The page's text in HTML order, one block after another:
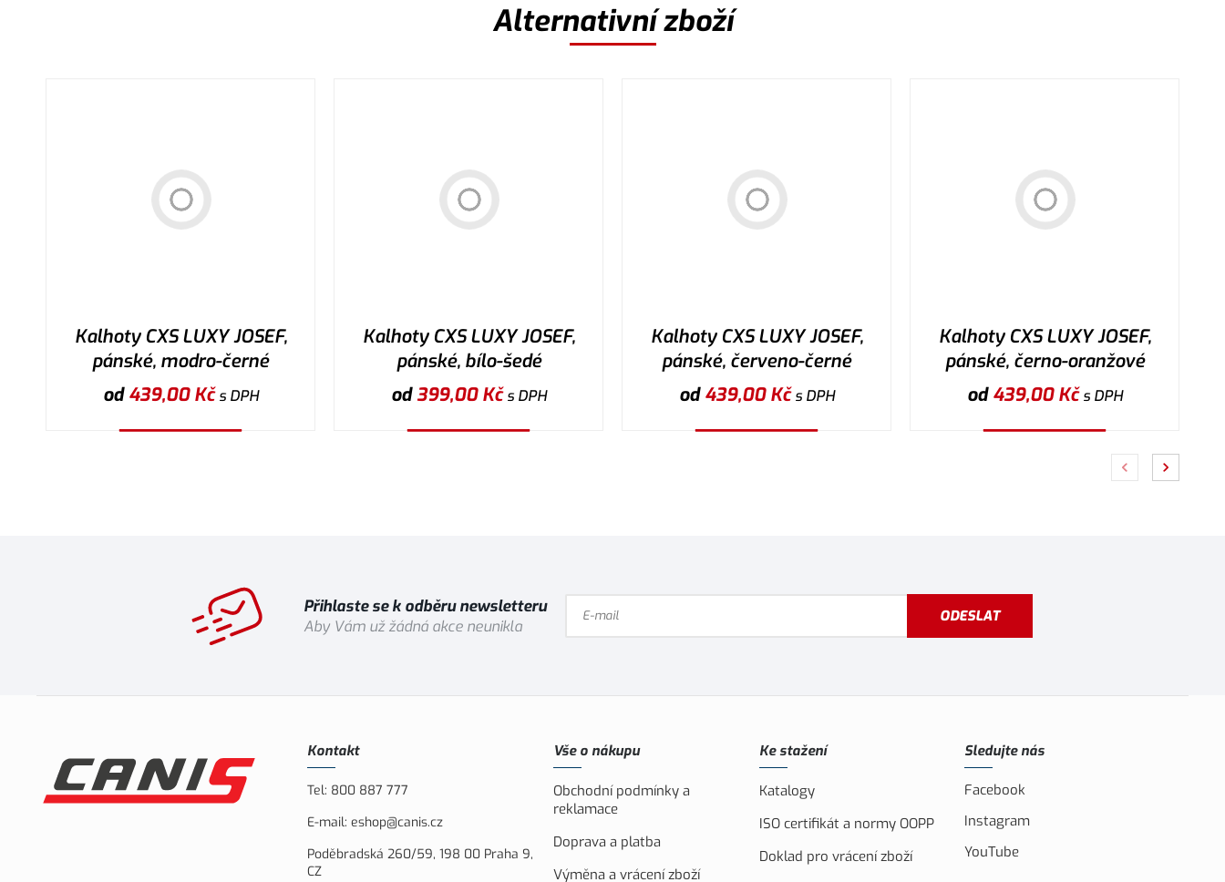
Alternativní zboží
Kalhoty CXS LUXY JOSEF,
pánské, modro-černé
od439,00Kčs DPH
Kalhoty CXS LUXY JOSEF,
pánské, bílo-šedé
od399,00Kčs DPH
Kalhoty CXS LUXY JOSEF,
pánské, červeno-černé
od439,00Kčs DPH
Kalhoty CXS LUXY JOSEF,
pánské, černo-oranžové
od439,00Kčs DPH
Přihlaste se k odběru newsletteru
Aby Vám už žádná akce neunikla
ODESLAT
Kontakt
Tel: 800 887 777
E-mail: eshop@canis.cz
Poděbradská 260/59, 198 00 Praha 9,
CZ
Vše o nákupu
Obchodní podmínky a
reklamace
Doprava a platba
Výměna a vrácení zboží
Ke stažení
Katalogy
ISO certifikát a normy OOPP
Doklad pro vrácení zboží
Sledujte nás
Facebook
Instagram
YouTube